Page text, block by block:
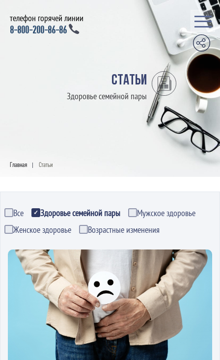
телефон горячей линии
8-800-200-86-86
Статьи
Здоровье семейной пары
Главная Статьи
Все Здоровье семейной пары
Мужское здоровье
Женское здоровье
Возрастные изменения